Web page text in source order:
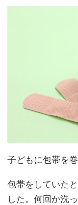
子どもに包帯を
包帯をしていた
した。何回か洗